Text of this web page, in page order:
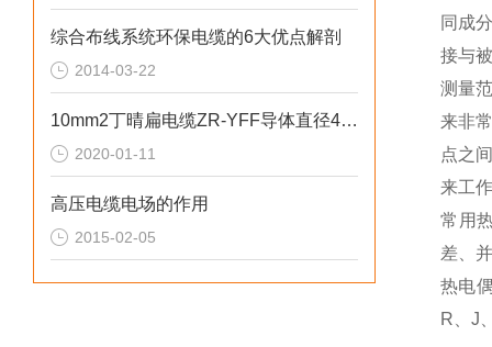
综合布线系统环保电缆的6大优点解剖
2014-03-22
10mm2丁晴扁电缆ZR-YFF导体直径4.0mm
2020-01-11
高压电缆电场的作用
2015-02-05
同成
接与
测量
来非
点之
来工
常用
差、
热电
R、J